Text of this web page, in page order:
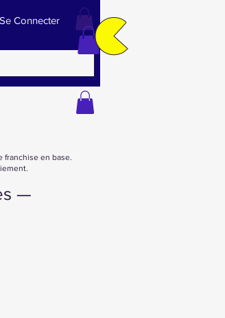
Se Connecter
—
en base.